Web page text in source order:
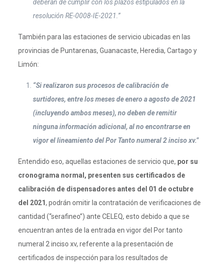
deberán de cumplir con los plazos estipulados en la
resolución RE-0008-IE-2021.”
También para las estaciones de servicio ubicadas en las
provincias de Puntarenas, Guanacaste, Heredia, Cartago y
Limón:
“Si realizaron sus procesos de calibración de
surtidores, entre los meses de enero a agosto de 2021
(incluyendo ambos meses), no deben de remitir
ninguna información adicional, al no encontrarse en
vigor el lineamiento del Por Tanto numeral 2 inciso xv.”
Entendido eso, aquellas estaciones de servicio que, por su
cronograma normal, presenten sus certificados de
calibración de dispensadores antes del 01 de octubre
del 2021, podrán omitir la contratación de verificaciones de
cantidad (“serafineo”) ante CELEQ, esto debido a que se
encuentran antes de la entrada en vigor del Por tanto
numeral 2 inciso xv, referente a la presentación de
certificados de inspección para los resultados de